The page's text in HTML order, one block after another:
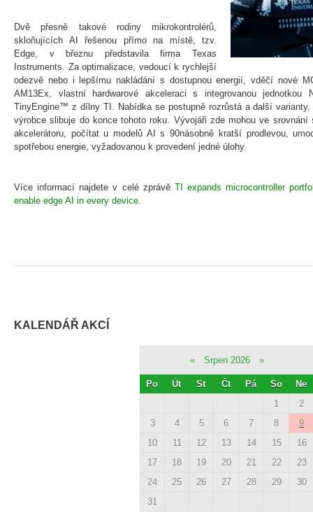
Dvě přesně takové rodiny mikrokontrolérů,
skloňujících AI řešenou přímo na místě, tzv.
Edge, v březnu představila firma Texas
Instruments. Za optimalizace, vedoucí k rychlejší
odezvě nebo i lepšímu nakládání s dostupnou energií, vděčí nové
AM13Ex, vlastní hardwarové akceleraci s integrovanou jednotkou
TinyEngine™ z dílny TI. Nabídka se postupně rozrůstá a další
výrobce slibuje do konce tohoto roku. Vývojáři zde mohou ve srovnání
akcelerátoru, počítat u modelů AI s 90násobně kratší prodlevou,
spotřebou energie, vyžadovanou k provedení jedné úlohy.
Více informací najdete v celé zprávě TI expands microcontroller
enable edge AI in every device
KALENDÁŘ AKCÍ
« Srpen 2026 »
Po Út St Čt Pá So
Ne
1
2
3
4 5 6 7 8
9
10
11 12 13 14 15
16
17
18 19 20 21 22
23
24
25 26 27 28 29
30
31